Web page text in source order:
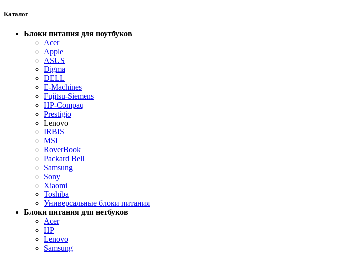
Каталог
Блоки питания для ноутбуков
Acer
Apple
ASUS
Digma
DELL
E-Machines
Fujitsu-Siemens
HP-Compaq
Prestigio
Lenovo
IRBIS
MSI
RoverBook
Packard Bell
Samsung
Sony
Xiaomi
Toshiba
Универсальные блоки питания
Блоки питания для нетбуков
Acer
HP
Lenovo
Samsung